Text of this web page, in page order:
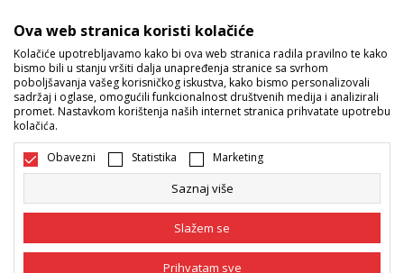
Bosna i Hercegovina Promijenite
Nastojimo da budemo što precizniji u opisu proizvoda, prikazu slika i
i bez grešaka. Svi artikli prikazani na sajtu su dio naše ponude i ne
podrazumijeva da su dostupni u svakom trenutku. Raspoloživost robe
možete provjeriti pozivom na broj 055/490-400.
Ova web stranica koristi kolačiće
Kolačiće upotrebljavamo kako bi ova web stranica radila pravilno te kako
bismo bili u stanju vršiti dalja unapređenja stranice sa svrhom
poboljšavanja vašeg korisničkog iskustva, kako bismo personalizovali
sadržaj i oglase, omogućili funkcionalnost društvenih medija i analizirali
promet. Nastavkom korištenja naših internet stranica prihvatate upotrebu
kolačića.
Obavezni Statistika Marketing
Saznaj više
Slažem se
Prihvatam sve